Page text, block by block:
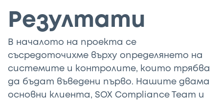
Резултати
В началото на проекта се
съсредоточихме върху определянето на
системите и контролите, които трябва
да бъдат въведени първо. Нашите двама
основни клиента, SOX Compliance Team и